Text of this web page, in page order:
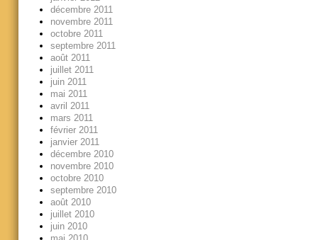
décembre 2011
novembre 2011
octobre 2011
septembre 2011
août 2011
juillet 2011
juin 2011
mai 2011
avril 2011
mars 2011
février 2011
janvier 2011
décembre 2010
novembre 2010
octobre 2010
septembre 2010
août 2010
juillet 2010
juin 2010